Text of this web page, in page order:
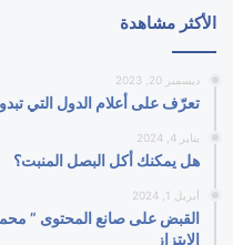
الأكثر مشاهدة
ديسمبر 20, 2023
تعرّف على أعلام الدول التي
يناير 4, 2024
هل يمكنك أكل البصل المنبت؟
أبريل 1, 2024
القبض على صانع المحتوى ”
الابتزاز